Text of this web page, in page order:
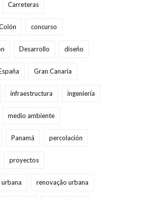
Carreteras
concurso
Desarrollo diseño
Gran Canaria
infraestructura ingeniería
medio ambiente
Panamá percolación
proyectos
renovação urbana